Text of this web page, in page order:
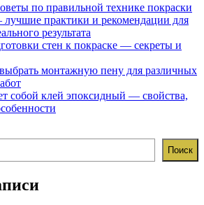
по правильной технике покраски
практики и рекомендации для
результата
стен к покраске — секреты и
монтажную пену для различных
собой клей эпоксидный — свойства,
Поиск